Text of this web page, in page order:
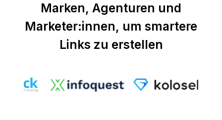
Marken, Agenturen und
Marketer:innen, um smartere
Links zu erstellen